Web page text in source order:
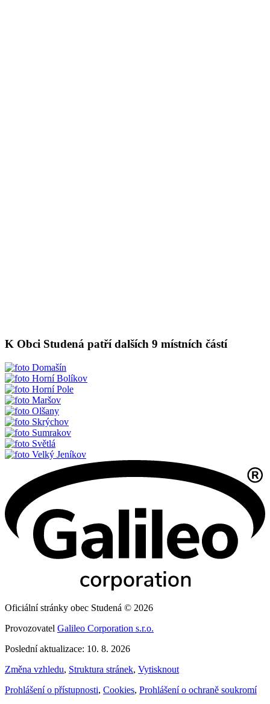
K Obci Studená patří dalších 9 místních částí
Domašín
Horní Bolíkov
Horní Pole
Maršov
Olšany
Skrýchov
Sumrakov
Světlá
Velký Jeníkov
Oficiální stránky obec Studená © 2026
Provozovatel Galileo Corporation s.r.o.
Poslední aktualizace: 10. 8. 2026
Změna vzhledu, Struktura stránek, Vytisknout
Prohlášení o přístupnosti, Cookies, Prohlášení o ochraně soukromí